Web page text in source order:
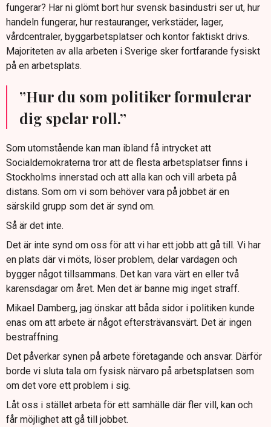
fungerar? Har ni glömt bort hur svensk basindustri ser ut, hur
handeln fungerar, hur restauranger, verkstäder, lager,
vårdcentraler, byggarbetsplatser och kontor faktiskt drivs.
Majoriteten av alla arbeten i Sverige sker fortfarande fysiskt
på en arbetsplats.
”Hur du som politiker formulerar
dig spelar roll.”
Som utomstående kan man ibland få intrycket att
Socialdemokraterna tror att de flesta arbetsplatser finns i
Stockholms innerstad och att alla kan och vill arbeta på
distans. Som om vi som behöver vara på jobbet är en
särskild grupp som det är synd om.
Så är det inte.
Det är inte synd om oss för att vi har ett jobb att gå till. Vi har
en plats där vi möts, löser problem, delar vardagen och
bygger något tillsammans. Det kan vara värt en eller två
karensdagar om året. Men det är banne mig inget straff.
Mikael Damberg, jag önskar att båda sidor i politiken kunde
enas om att arbete är något eftersträvansvärt. Det är ingen
bestraffning.
Det påverkar synen på arbete företagande och ansvar. Därför
borde vi sluta tala om fysisk närvaro på arbetsplatsen som
om det vore ett problem i sig.
Låt oss i stället arbeta för ett samhälle där fler vill, kan och
får möjlighet att gå till jobbet.